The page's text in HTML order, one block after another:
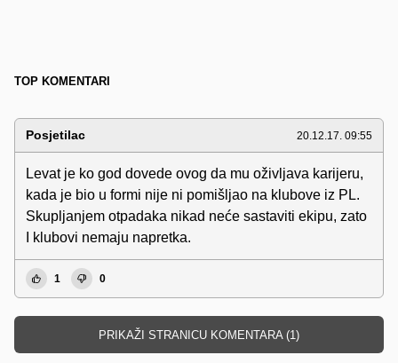
TOP KOMENTARI
Posjetilac 20.12.17. 09:55
Levat je ko god dovede ovog da mu oživljava karijeru,
kada je bio u formi nije ni pomišljao na klubove iz PL.
Skupljanjem otpadaka nikad neće sastaviti ekipu, zato
I klubovi nemaju napretka.
1 0
PRIKAŽI STRANICU KOMENTARA (1)